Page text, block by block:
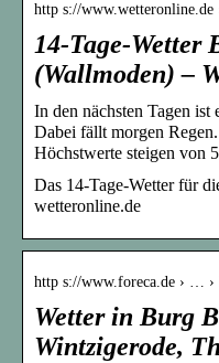
http s://www.wetteronline.de
14-Tage-Wetter
(Wallmoden) –
In den nächsten Tagen
Dabei fällt morgen
Höchstwerte steigen von
Das 14-Tage-Wetter für
wetteronline.de
http s://www.foreca.de › … ›
Wetter in Burg
Wintzigerode,